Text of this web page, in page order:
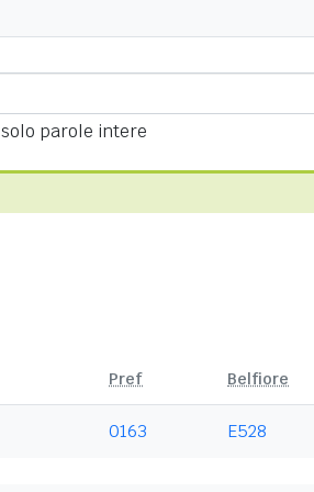
solo parole intere
Pref Belfiore
0163 E528